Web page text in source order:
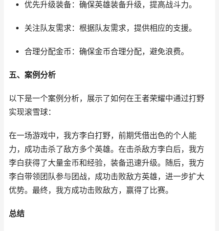
优先升级装备：确保英雄装备升级，提高战斗力。
关注队友需求：根据队友需求，提供相应的支援。
合理分配金币：确保金币合理分配，避免浪费。
五、案例分析
以下是一个案例分析，展示了如何在王者荣耀中通过打野
实现滚雪球：
在一场游戏中，我方李白打野，前期凭借出色的个人能
力，成功击杀了敌方多个英雄。在击杀敌方李白后，我方
李白获得了大量金币和经验，装备迅速升级。随后，我方
李白带领团队参与团战，成功击败敌方英雄，进一步扩大
优势。最终，我方成功击败敌方，赢得了比赛。
总结